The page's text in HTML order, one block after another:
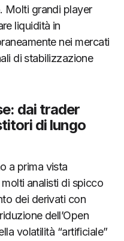
Molti grandi player
liquidità in
nei mercati
di stabilizzazione
dai trader
di lungo
a prima vista
analisti di spicco
dei derivati con
dell’Open
volatilità “artificiale”